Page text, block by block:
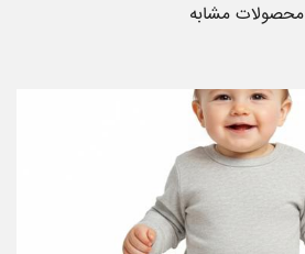
محصولات مشابه